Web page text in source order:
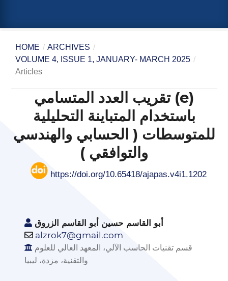
HOME / ARCHIVES /
VOLUME 4, ISSUE 1, JANUARY- MARCH 2025 /
Articles
تقريب العدد المتسامي (e)
باستخدام المتباينة التحليلية
للمتوسطات ( الحسابي والهندسي
والتوافقي )
https://doi.org/10.65418/ajapas.v4i1.1202
أبو القاسم حسين أبو القاسم الزروق
alzrok7@gmail.com
والتقنية، مزدة، ليبيا